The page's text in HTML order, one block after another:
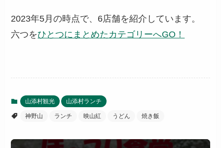
2023年5月の時点で、6店舗を紹介しています。
六つをひとつにまとめたカテゴリーへGO！
山添村観光 山添村ランチ
神野山 ランチ 映山紅 うどん 焼き飯